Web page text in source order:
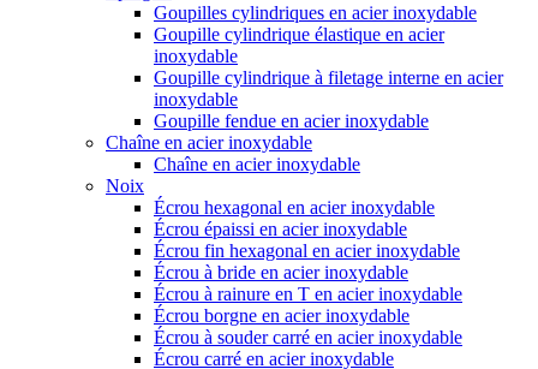
Goupilles cylindriques en acier inoxydable
Goupille cylindrique élastique en acier
inoxydable
Goupille cylindrique à filetage interne en acier
inoxydable
Goupille fendue en acier inoxydable
Chaîne en acier inoxydable
Chaîne en acier inoxydable
Noix
Écrou hexagonal en acier inoxydable
Écrou épaissi en acier inoxydable
Écrou fin hexagonal en acier inoxydable
Écrou à bride en acier inoxydable
Écrou à rainure en T en acier inoxydable
Écrou borgne en acier inoxydable
Écrou à souder carré en acier inoxydable
Écrou carré en acier inoxydable